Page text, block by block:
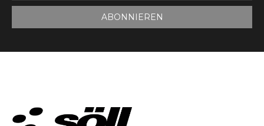
ABONNIEREN